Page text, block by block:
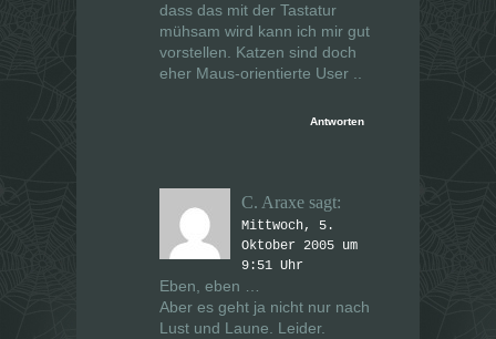
dass das mit der Tastatur
mühsam wird kann ich mir gut
vorstellen. Katzen sind doch
eher Maus-orientierte User ..
Antworten
C. Araxe sagt:
Mittwoch, 5.
Oktober 2005 um
9:51 Uhr
Eben, eben …
Aber es geht ja nicht nur nach
Lust und Laune. Leider.